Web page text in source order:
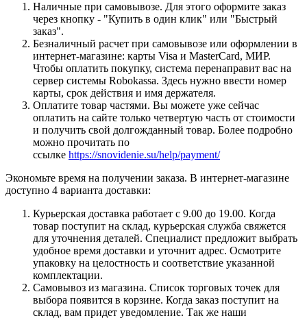
Наличные при самовывозе. Для этого оформите заказ
через кнопку - "Купить в один клик" или "Быстрый
заказ".
Безналичный расчет при самовывозе или оформлении в
интернет-магазине: карты Visa и MasterCard, МИР.
Чтобы оплатить покупку, система перенаправит вас на
сервер системы Robokassa. Здесь нужно ввести номер
карты, срок действия и имя держателя.
Оплатите товар частями. Вы можете уже сейчас
оплатить на сайте только четвертую часть от стоимости
и получить свой долгожданный товар. Более подробно
можно прочитать по
ссылке https://snovidenie.su/help/payment/
Экономьте время на получении заказа. В интернет-магазине
доступно 4 варианта доставки:
Курьерская доставка работает с 9.00 до 19.00. Когда
товар поступит на склад, курьерская служба свяжется
для уточнения деталей. Специалист предложит выбрать
удобное время доставки и уточнит адрес. Осмотрите
упаковку на целостность и соответствие указанной
комплектации.
Самовывоз из магазина. Список торговых точек для
выбора появится в корзине. Когда заказ поступит на
склад, вам придет уведомление. Так же наши